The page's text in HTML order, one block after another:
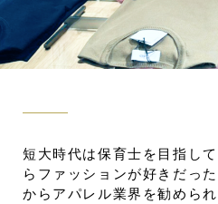
短大時代は保育士を目指し
らファッションが好きだっ
からアパレル業界を勧めら